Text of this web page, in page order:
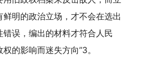
明的政治立场，才不会在选出
错误，编出的材料才符合人民
的影响而迷失方向”3。